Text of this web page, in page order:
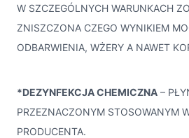
W SZCZEGÓLNYCH WARUNKACH
ZNISZCZONA CZEGO WYNIKIEM
ODBARWIENIA, WŻERY A NAWET
*DEZYNFEKCJA CHEMICZNA –
PRZEZNACZONYM STOSOWANYM
PRODUCENTA.